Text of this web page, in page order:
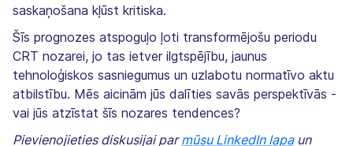
saskaņošana kļūst kritiska.
Šīs prognozes atspoguļo ļoti transformējošu periodu
CRT nozarei, jo tas ietver ilgtspējību, jaunus
tehnoloģiskos sasniegumus un uzlabotu normatīvo aktu
atbilstību. Mēs aicinām jūs dalīties savās perspektīvās -
vai jūs atzīstat šīs nozares tendences?
Pievienojieties diskusijai parmūsu LinkedIn lapaun